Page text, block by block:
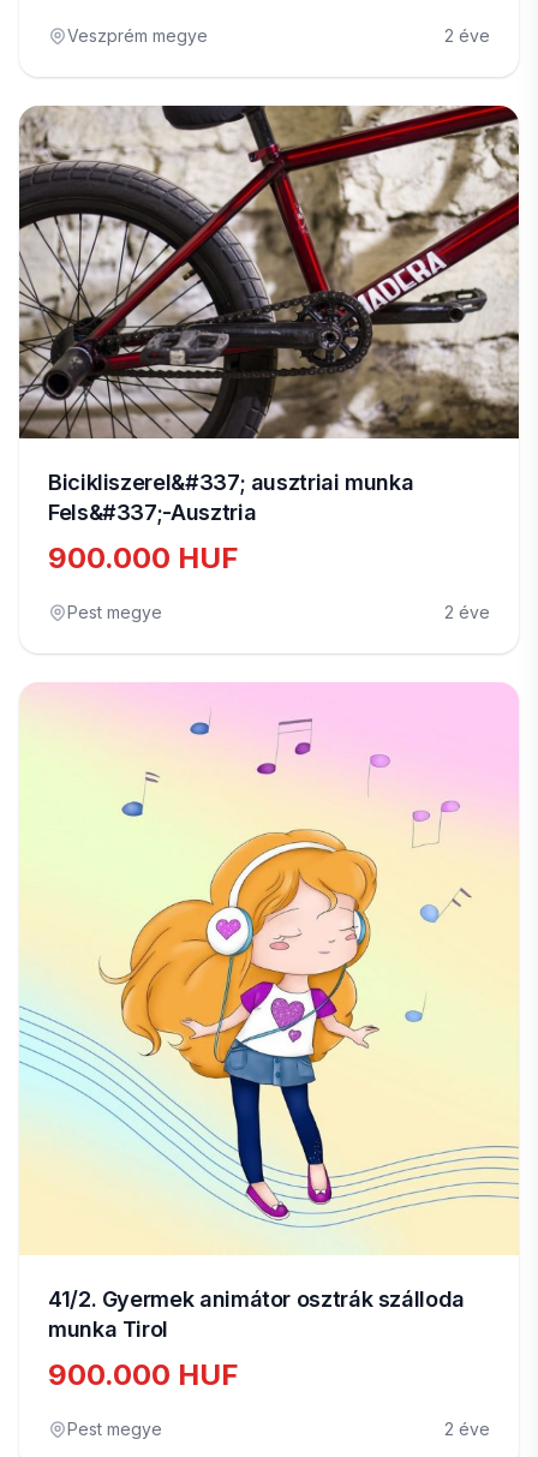
Veszprém megye 2 éve
Bicikliszerel&#337; ausztriai munka
Fels&#337;-Ausztria
900.000 HUF
Pest megye 2 éve
41/2. Gyermek animátor osztrák szálloda
munka Tirol
900.000 HUF
Pest megye 2 éve